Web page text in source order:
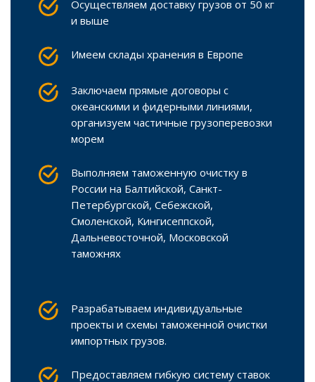
Осуществляем доставку грузов от 50 кг
и выше
Имеем склады хранения в Европе
Заключаем прямые договоры с
океанскими и фидерными линиями,
организуем частичные грузоперевозки
морем
Выполняем таможенную очистку в
России на Балтийской, Санкт-
Петербургской, Себежской,
Смоленской, Кингисеппской,
Дальневосточной, Московской
таможнях
Разрабатываем индивидуальные
проекты и схемы таможенной очистки
импортных грузов.
Предоставляем гибкую систему ставок